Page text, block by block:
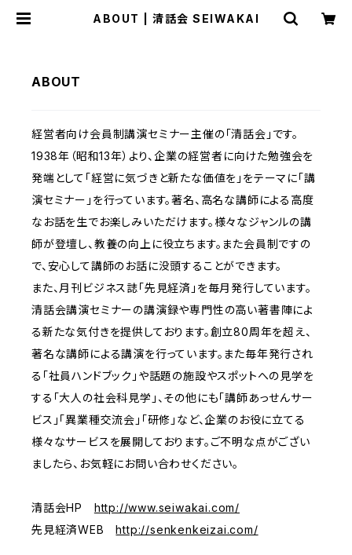
ABOUT | 清話会 SEIWAKAI
ABOUT
経営者向け会員制講演セミナー主催の「清話会」です。
1938年（昭和13年）より、企業の経営者に向けた勉強会を
発端として「経営に気づきと新たな価値を」をテーマに「講
演セミナー」を行っています。著名、高名な講師による高度
なお話を生でお楽しみいただけます。様々なジャンルの講
師が登壇し、教養の向上に役立ちます。また会員制ですの
で、安心して講師のお話に没頭することができます。
また、月刊ビジネス誌「先見経済」を毎月発行しています。
清話会講演セミナーの講演録や専門性の高い著書陣によ
る新たな気付きを提供しております。創立80周年を超え、
著名な講師による講演を行っています。また毎年発行され
る「社員ハンドブック」や話題の施設やスポットへの見学を
する「大人の社会科見学」、その他にも「講師あっせんサー
ビス」「異業種交流会」「研修」など、企業のお役に立てる
様々なサービスを展開しております。ご不明な点がござい
ましたら、お気軽にお問い合わせください。
清話会HP http://www.seiwakai.com/
先見経済WEBhttp://senkenkeizai.com/